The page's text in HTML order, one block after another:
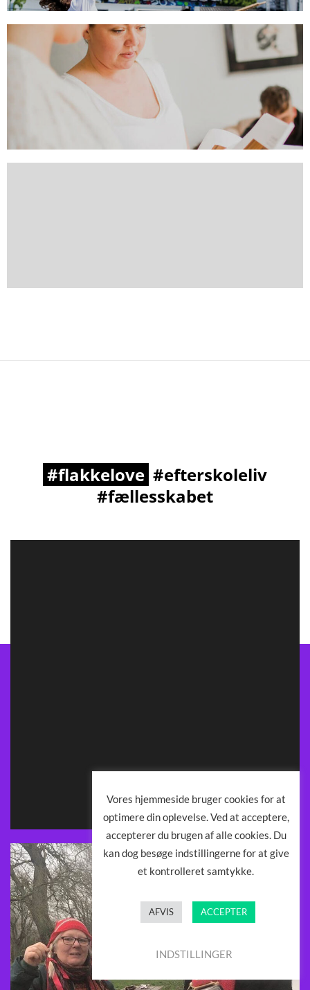
#flakkelove #efterskoleliv
#fællesskabet
Vores hjemmeside bruger cookies for at
optimere din oplevelse. Ved at acceptere,
accepterer du brugen af ​​alle cookies. Du
kan dog besøge indstillingerne for at give
et kontrolleret samtykke.
AFVIS ACCEPTER
INDSTILLINGER